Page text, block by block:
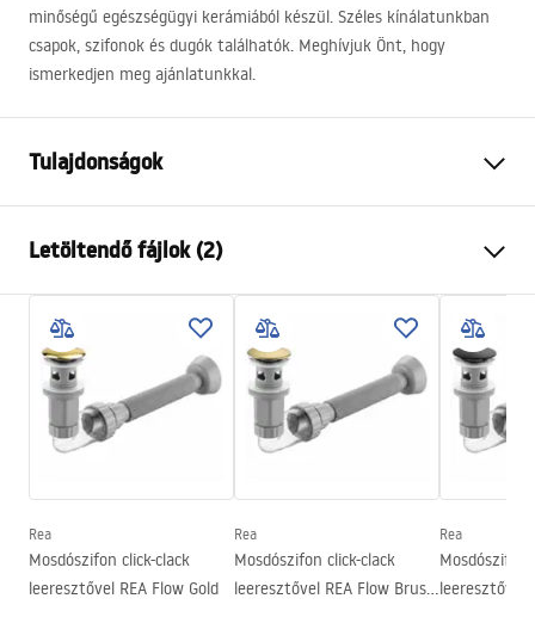
minőségű egészségügyi kerámiából készül. Széles kínálatunkban
csapok, szifonok és dugók találhatók. Meghívjuk Önt, hogy
ismerkedjen meg ajánlatunkkal.
Tulajdonságok
Anyag
Szín
Fehér
Kivitel
Fényes
Hosszúság
490
Szélesség
380mm
Magasság
135
Forma
Csaptelep szerelési lyuk
Igen
Letöltendő fájlok (2)
Telepítési utasítások
Garanciális feltételek
Rea
Mosdószifon click-clack
leeresztővel REA Flow Gold
Rea
Mosdószifon click-clack
leeresztővel REA Flow Brush
Rea
Mosdószifon
leeresztővel